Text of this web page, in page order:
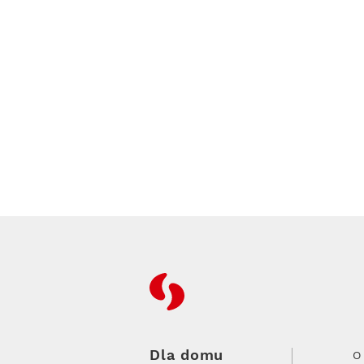
RFC
Dla domu